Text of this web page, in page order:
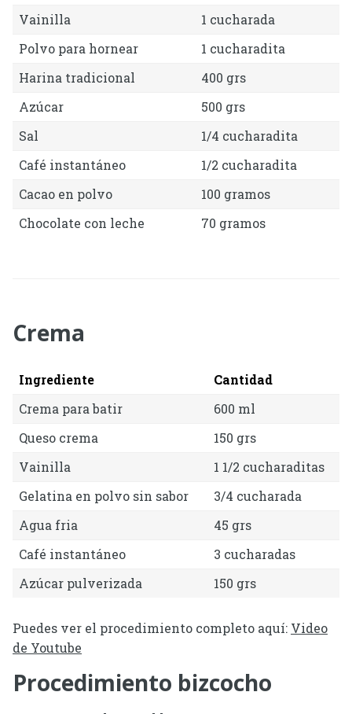
Vainilla
1 cucharada
Polvo para hornear
1 cucharadita
Harina tradicional
400 grs
Azúcar
500 grs
Sal
1/4 cucharadita
Café instantáneo
1/2 cucharadita
Cacao en polvo
100 gramos
Chocolate con leche
70 gramos
Crema
Ingrediente
Cantidad
Crema para batir
600 ml
Queso crema
150 grs
Vainilla
1 1/2 cucharaditas
Gelatina en polvo sin sabor
3/4 cucharada
Agua fria
45 grs
Café instantáneo
3 cucharadas
Azúcar pulverizada
150 grs
Puedes ver el procedimiento completo aquí: Video
de Youtube
Procedimiento bizcocho